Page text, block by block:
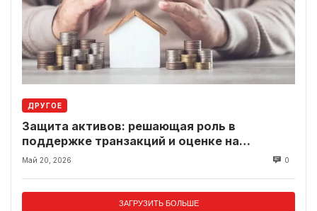
ДРУГОЕ
Защита активов: решающая роль в
поддержке транзакций и оценке на
современном рынке
Май 20, 2026 0
ЗАГРУЗИТЬ БОЛЬШЕ